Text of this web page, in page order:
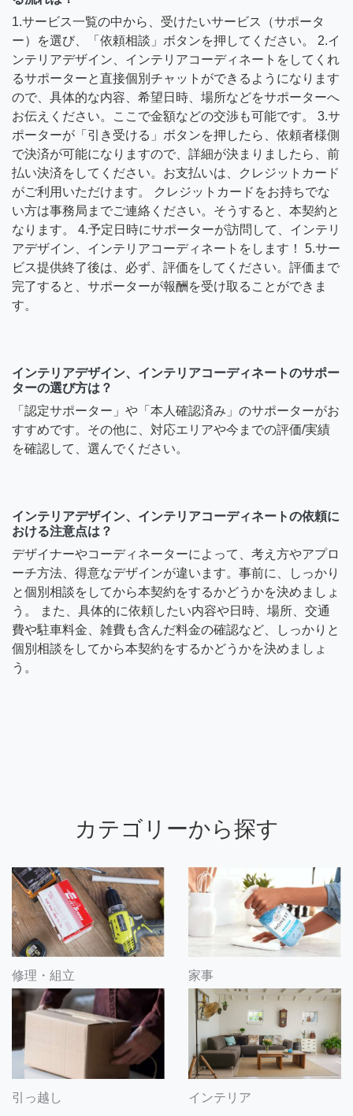
1.サービス一覧の中から、受けたいサービス（サポータ
ー）を選び、「依頼相談」ボタンを押してください。 2.イ
ンテリアデザイン、インテリアコーディネートをしてくれ
るサポーターと直接個別チャットができるようになります
ので、具体的な内容、希望日時、場所などをサポーターへ
お伝えください。ここで金額などの交渉も可能です。 3.サ
ポーターが「引き受ける」ボタンを押したら、依頼者様側
で決済が可能になりますので、詳細が決まりましたら、前
払い決済をしてください。お支払いは、クレジットカード
がご利用いただけます。 クレジットカードをお持ちでな
い方は事務局までご連絡ください。そうすると、本契約と
なります。 4.予定日時にサポーターが訪問して、インテリ
アデザイン、インテリアコーディネートをします！ 5.サー
ビス提供終了後は、必ず、評価をしてください。評価まで
完了すると、サポーターが報酬を受け取ることができま
す。
インテリアデザイン、インテリアコーディネートのサポー
ターの選び方は？
「認定サポーター」や「本人確認済み」のサポーターがお
すすめです。その他に、対応エリアや今までの評価/実績
を確認して、選んでください。
インテリアデザイン、インテリアコーディネートの依頼に
おける注意点は？
デザイナーやコーディネーターによって、考え方やアプロ
ーチ方法、得意なデザインが違います。事前に、しっかり
と個別相談をしてから本契約をするかどうかを決めましょ
う。 また、具体的に依頼したい内容や日時、場所、交通
費や駐車料金、雑費も含んだ料金の確認など、しっかりと
個別相談をしてから本契約をするかどうかを決めましょ
う。
カテゴリーから探す
修理・組立 家事
引っ越し インテリア